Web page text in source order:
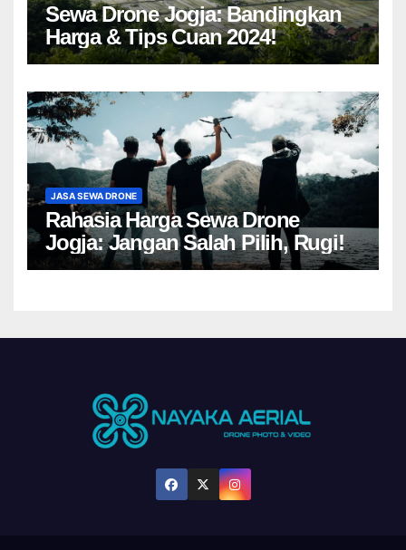
Sewa Drone Jogja: Bandingkan
Harga & Tips Cuan 2024!
JASA SEWA DRONE
Rahasia Harga Sewa Drone
Jogja: Jangan Salah Pilih, Rugi!